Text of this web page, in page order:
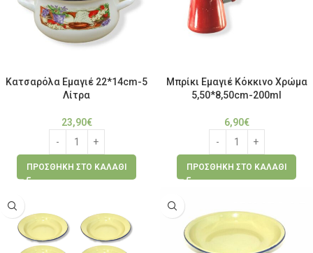
Κατσαρόλα Εμαγιέ 22*14cm-5
Λίτρα
23,90€
ΠΡΟΣΘΉΚΗ ΣΤΟ ΚΑΛΆΘΙ
Μπρίκι Εμαγιέ Κόκκινο Χρώμα
5,50*8,50cm-200ml
6,90€
ΠΡΟΣΘΉΚΗ ΣΤΟ ΚΑΛΆΘΙ